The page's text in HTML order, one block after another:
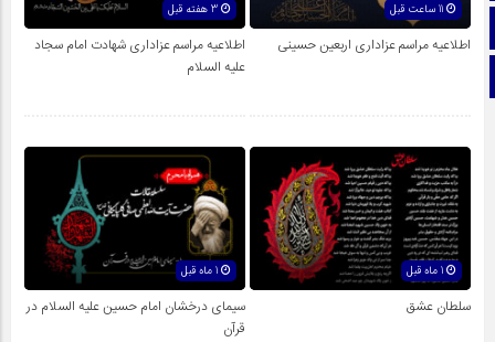
اینستاگرام
11 ساعت قبل
اطلاعیه مراسم عزاداری اربعین حسینی
اطلاعیه مراسم عزاداری شهادت امام سجاد
علیه السلام
1 ماه قبل
سلطان عشق
سیمای درخشان امام‌ حسین علیه السلام در
قرآن